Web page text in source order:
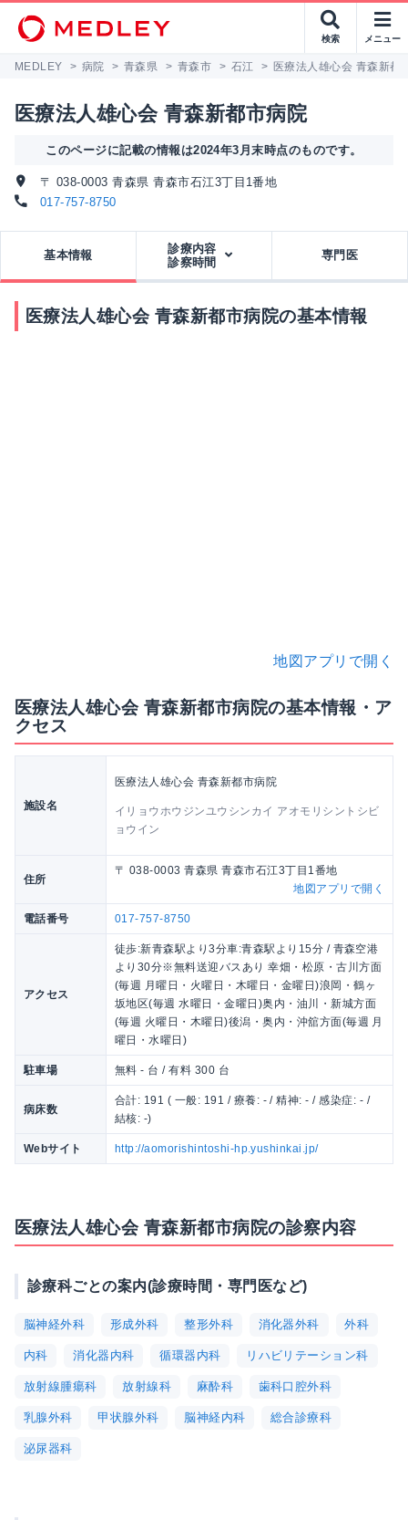
検索 メニュー
MEDLEY > 病院 > 青森県 > 青森市 > 石江 > 医療法人雄心会 青森新都
医療法人雄心会 青森新都市病院
このページに記載の情報は2024年3月末時点のものです。
〒 038-0003 青森県 青森市石江3丁目1番地
017-757-8750
基本情報
診療内容
診察時間
専門医
医療法人雄心会 青森新都市病院の基本情報
地図アプリで開く
医療法人雄心会 青森新都市病院の基本情報・ア
クセス
施設名
医療法人雄心会 青森新都市病院
イリョウホウジンユウシンカイ アオモリシントシビ
ョウイン
住所
〒 038-0003 青森県 青森市石江3丁目1番地
地図アプリで開く
電話番号 017-757-8750
アクセス
徒歩:新青森駅より3分車:青森駅より15分 / 青森空港
より30分※無料送迎バスあり 幸畑・松原・古川方面
(毎週 月曜日・火曜日・木曜日・金曜日)浪岡・鶴ヶ
坂地区(毎週 水曜日・金曜日)奥内・油川・新城方面
(毎週 火曜日・木曜日)後潟・奥内・沖舘方面(毎週 月
曜日・水曜日)
駐車場 無料 - 台 / 有料 300 台
病床数
合計: 191 ( 一般: 191 / 療養: - / 精神: - / 感染症: - /
結核: -)
Webサイト http://aomorishintoshi-hp.yushinkai.jp/
医療法人雄心会 青森新都市病院の診察内容
診療科ごとの案内(診療時間・専門医など)
脳神経外科 形成外科 整形外科 消化器外科 外科
内科 消化器内科 循環器内科 リハビリテーション科
放射線腫瘍科 放射線科 麻酔科 歯科口腔外科
乳腺外科 甲状腺外科 脳神経内科 総合診療科
泌尿器科